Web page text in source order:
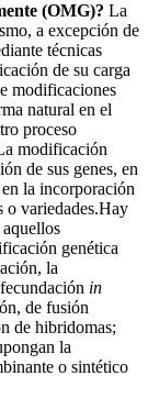
(OMG)? La
a excepción de
técnicas
de su carga
modificaciones
natural en el
proceso
modificación
de sus genes, en
la incorporación
o variedades.Hay
genética
la
in
de fusión
de hibridomas;
la
o sintético